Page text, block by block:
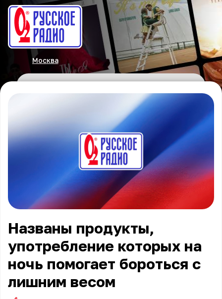
Москва
Названы продукты,
употребление которых на
ночь помогает бороться с
лишним весом